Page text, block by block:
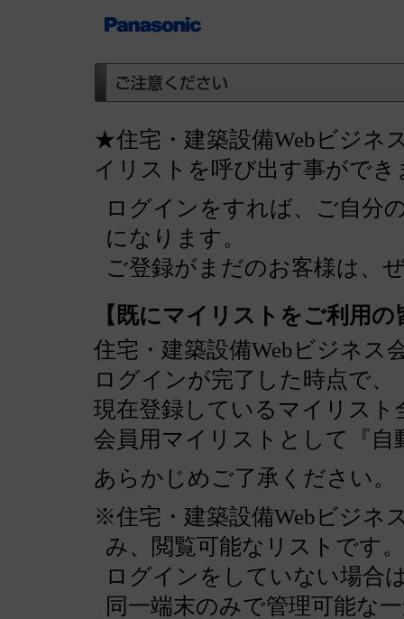
★住宅・建築設備Webビジネ
イリストを呼び出す事ができ
ログインをすれば、ご自分
になります。
ご登録がまだのお客様は、
【既にマイリストをご利用の
住宅・建築設備Webビジネス
ログインが完了した時点で、
現在登録しているマイリスト
会員用マイリストとして『
あらかじめご了承ください。
※住宅・建築設備Webビジネ
み、閲覧可能なリストです。
ログインをしていない場合
同一端末のみで管理可能な